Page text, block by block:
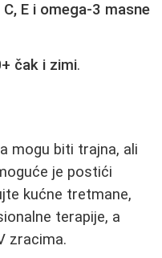
E i omega-3 masne
čak i zimi.
mogu biti trajna, ali
je postići
kućne tretmane,
terapije, a
zracima.